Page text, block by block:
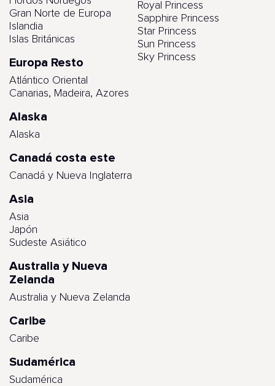
Gran Norte de Europa
Islandia
Islas Británicas
Europa Resto
Atlántico Oriental
Canarias, Madeira, Azores
Alaska
Alaska
Canadá costa este
Canadá y Nueva Inglaterra
Asia
Asia
Japón
Sudeste Asiático
Australia y Nueva
Zelanda
Australia y Nueva Zelanda
Caribe
Caribe
Sudamérica
Sudamérica
Royal Princess
Sapphire Princess
Star Princess
Sun Princess
Sky Princess